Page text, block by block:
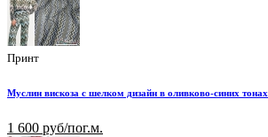
Принт
Муслин вискоза с шелком дизайн в оливково-синих тонах
1 600 руб/пог.м.